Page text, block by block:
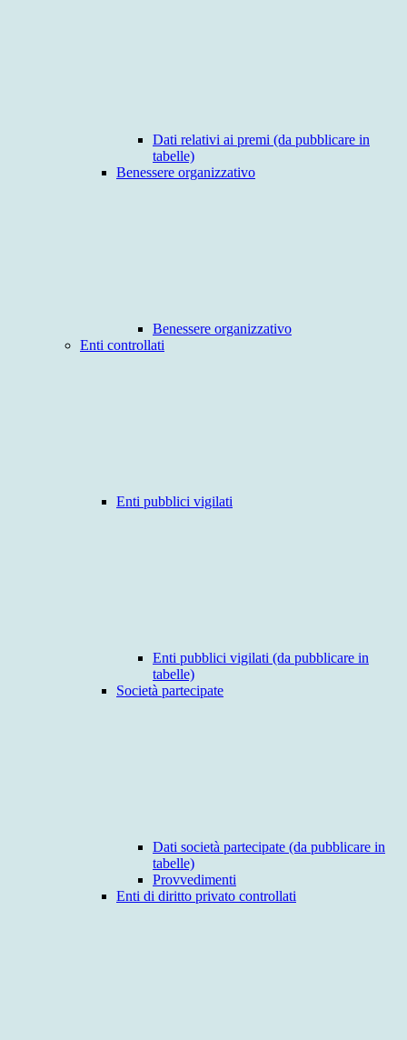
Dati relativi ai premi (da pubblicare in
tabelle)
Benessere organizzativo
Benessere organizzativo
Enti controllati
Enti pubblici vigilati
Enti pubblici vigilati (da pubblicare in
tabelle)
Società partecipate
Dati società partecipate (da pubblicare in
tabelle)
Provvedimenti
Enti di diritto privato controllati